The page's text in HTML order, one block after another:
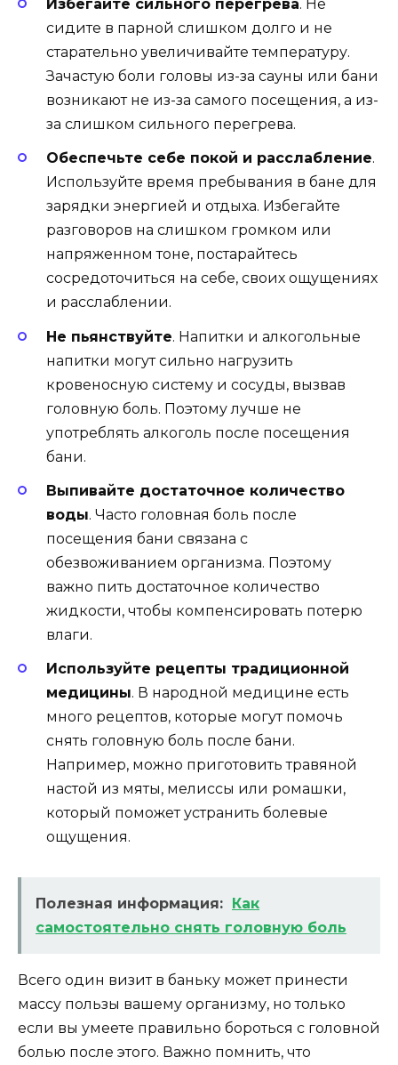
Избегайте сильного перегрева. Не
сидите в парной слишком долго и не
старательно увеличивайте температуру.
Зачастую боли головы из-за сауны или бани
возникают не из-за самого посещения, а из-
за слишком сильного перегрева.
Обеспечьте себе покой и расслабление.
Используйте время пребывания в бане для
зарядки энергией и отдыха. Избегайте
разговоров на слишком громком или
напряженном тоне, постарайтесь
сосредоточиться на себе, своих ощущениях
и расслаблении.
Не пьянствуйте. Напитки и алкогольные
напитки могут сильно нагрузить
кровеносную систему и сосуды, вызвав
головную боль. Поэтому лучше не
употреблять алкоголь после посещения
бани.
Выпивайте достаточное количество
воды. Часто головная боль после
посещения бани связана с
обезвоживанием организма. Поэтому
важно пить достаточное количество
жидкости, чтобы компенсировать потерю
влаги.
Используйте рецепты традиционной
медицины. В народной медицине есть
много рецептов, которые могут помочь
снять головную боль после бани.
Например, можно приготовить травяной
настой из мяты, мелиссы или ромашки,
который поможет устранить болевые
ощущения.
Полезная информация: Как
самостоятельно снять головную боль
Всего один визит в баньку может принести
массу пользы вашему организму, но только
если вы умеете правильно бороться с головной
болью после этого. Важно помнить, что